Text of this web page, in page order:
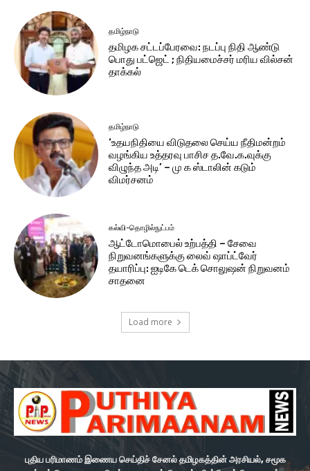
தமிழ்நாடு
தமிழக சட்டப்பேரவை: நடப்பு நிதி ஆண்​டு
பொது பட்ஜெட் ; நிதியமைச்சர் மரிய வில்சன்
தாக்​கல்
தமிழ்நாடு
‘உதயநிதியை விடுதலை செய்ய நீதிமன்றம்
வழங்கிய உத்தரவு பாசிச த.வே.க.வுக்கு
விழுந்த அடி’ – மு க ஸ்டாலின் கடும்
விமர்சனம்
கல்வி-தொழில்நுட்பம்
ஆட்டோமொபைல் உற்பத்தி – சேவை
நிறுவனங்களுக்கு லைவ் ஷாப்ட்வேர்
தயாரிப்பு: ஐடிகே டெக் சொலுஷன் நிறுவனம்
சாதனை
Load more
புதிய பரிமாணம் இணைய செய்திச் சேனல் தமிழகத்தின் அரசியல், சமூக